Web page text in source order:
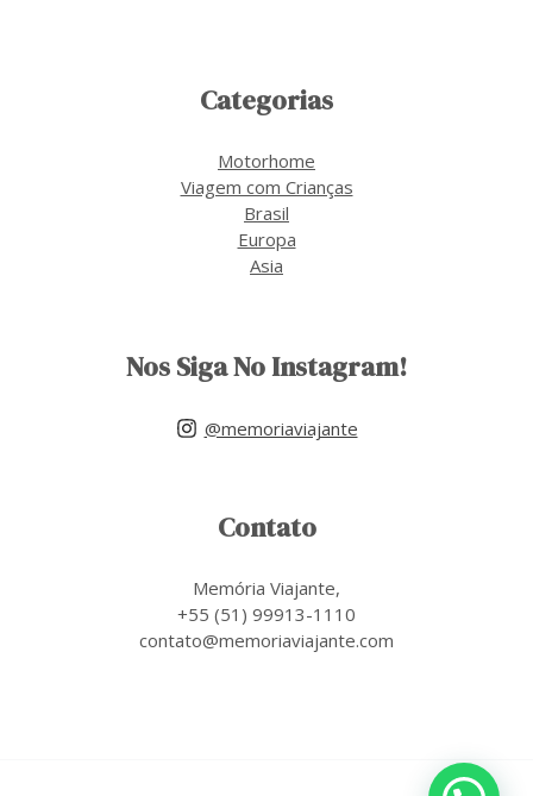
Categorias
Motorhome
Viagem com Crianças
Brasil
Europa
Asia
Nos Siga No Instagram!
@memoriaviajante
Contato
Memória Viajante,
+55 (51) 99913-1110
contato@memoriaviajante.com